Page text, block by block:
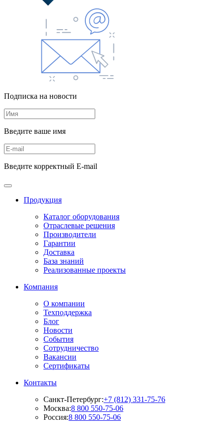
Подписка на новости
Введите ваше имя
Введите корректный E-mail
Продукция
Каталог оборудования
Отраслевые решения
Производители
Гарантии
Доставка
База знаний
Реализованные проекты
Компания
О компании
Техподдержка
Блог
Новости
События
Сотрудничество
Вакансии
Сертификаты
Контакты
Санкт-Петербург:+7 (812) 331-75-76
Москва:8 800 550-75-06
Россия:8 800 550-75-06